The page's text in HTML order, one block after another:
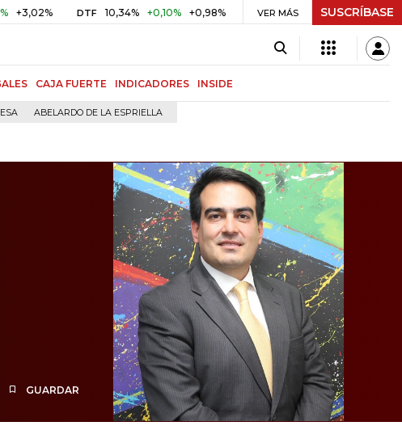
DTF 10,34% +0,10% +0,98% UVR $ 416,91 +$ 0,05 +0,01%
VER MÁS SUSCRÍBASE
CAJA FUERTE INDICADORES INSIDE
ABELARDO DE LA ESPRIELLA
GUARDAR